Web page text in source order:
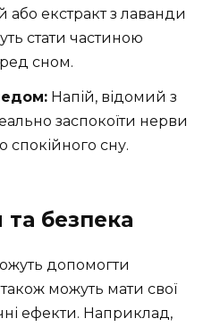
або екстракт з лаванди
стати частиною
сном.
Напій, відомий з
заспокоїти нерви
спокійного сну.
та безпека
допомогти
можуть мати свої
ефекти. Наприклад,